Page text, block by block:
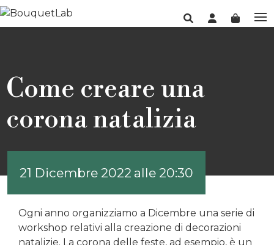
Come creare una
corona natalizia
21 Dicembre 2022 alle 20:30
Ogni anno organizziamo a Dicembre una serie di
workshop relativi alla creazione di decorazioni
natalizie. La corona delle feste, ad esempio, è un